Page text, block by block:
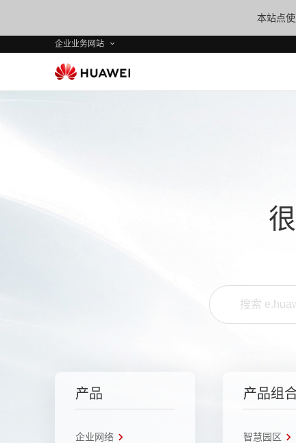
本站点
企业业务网站
产品
企业网络
产品组
智慧园区